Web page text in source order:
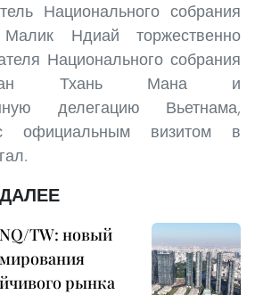
Национального собрания
Ндиай торжественно
Национального собрания
Чан Тхань Мана и
делегацию Вьетнама,
официальным визитом в
TW: новый
рынка